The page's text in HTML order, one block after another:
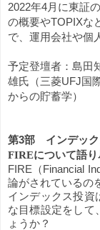
2022年4月に東証
の概要やTOPIXな
で、運用会社や個
予定登壇者：島田
雄氏（三菱UFJ国
からの貯蓄学）
第3部 インデッ
FIREについて語り
FIRE（Financial
論がされているの
インデックス投資
な目標設定をして
ょうか？